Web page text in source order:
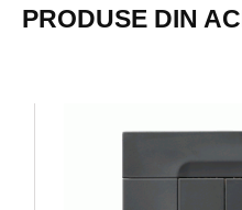
PRODUSE DIN